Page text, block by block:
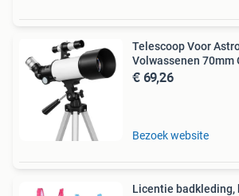
Telescoop Voor
Volwassenen 70mm
€ 69,26
Bezoek website
Licentie badkleding,